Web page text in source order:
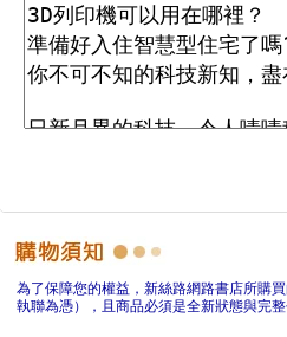
為了保障您的權益，新絲路網路書店所購
執聯為憑），且商品必須是全新狀態與完